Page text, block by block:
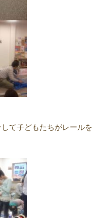
て子どもたちがレールを